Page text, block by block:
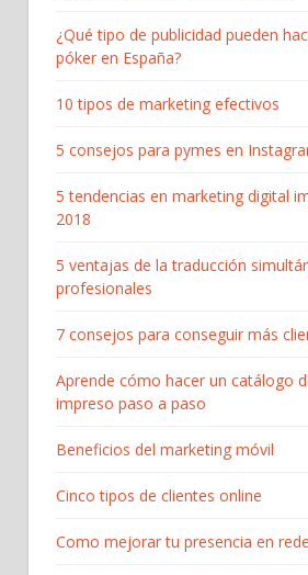
¿Qué tipo de publicidad pueden
póker en España?
10 tipos de marketing efectivos
5 consejos para pymes en
5 tendencias en marketing digital
2018
5 ventajas de la traducción
profesionales
7 consejos para conseguir más
Aprende cómo hacer un catálogo
impreso paso a paso
Beneficios del marketing móvil
Cinco tipos de clientes online
Como mejorar tu presencia en